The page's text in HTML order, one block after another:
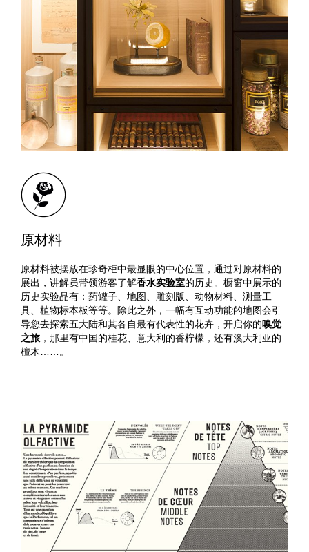
原材料
原材料被摆放在珍奇柜中最显眼的中心位置，通过对原材料的
展出，讲解员带领游客了解香水实验室的历史。橱窗中展示的
历史实验品有：药罐子、地图、雕刻版、动物材料、测量工
具、植物标本板等等。除此之外，一幅有互动功能的地图会引
导您去探索五大陆和其各自最有代表性的花卉，开启你的嗅觉
之旅 ，那里有中国的桂花、意大利的香柠檬，还有澳大利亚的
檀木……。